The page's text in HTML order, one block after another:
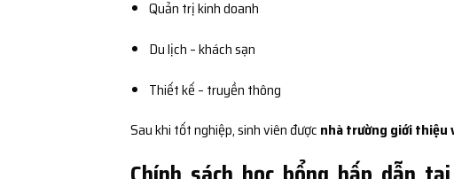
Quản trị kinh doanh
Du lịch – khách sạn
Thiết kế – truyền thông
Sau khi tốt nghiệp, sinh viên được nhà trường giới thiệu